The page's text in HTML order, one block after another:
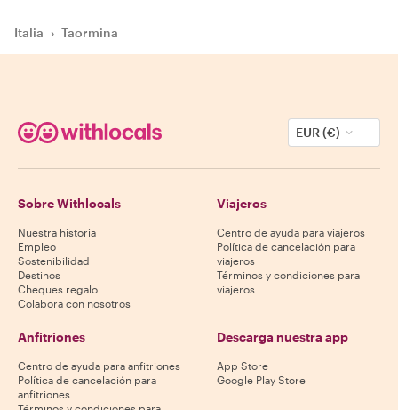
Italia › Taormina
EUR (€)
Sobre Withlocals
Nuestra historia
Empleo
Sostenibilidad
Destinos
Cheques regalo
Colabora con nosotros
Viajeros
Centro de ayuda para viajeros
Política de cancelación para
viajeros
Términos y condiciones para
viajeros
Anfitriones
Centro de ayuda para anfitriones
Política de cancelación para
anfitriones
Descarga nuestra app
App Store
Google Play Store